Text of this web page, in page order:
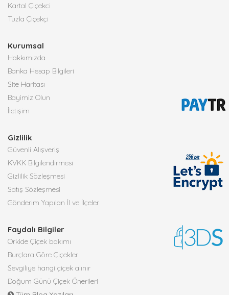
Kartal Çiçekci
Tuzla Çiçekçi
Kurumsal
Hakkımızda
Banka Hesap Bilgileri
Site Haritası
Bayimiz Olun
İletişim
Gizlilik
Güvenli Alışveriş
KVKK Bilgilendirmesi
Gizlilik Sözleşmesi
Satış Sözleşmesi
Gönderim Yapılan İl ve İlçeler
Faydalı Bilgiler
Orkide Çiçek bakımı
Burçlara Göre Çiçekler
Sevgiliye hangi çiçek alınır
Doğum Günü Çiçek Önerileri